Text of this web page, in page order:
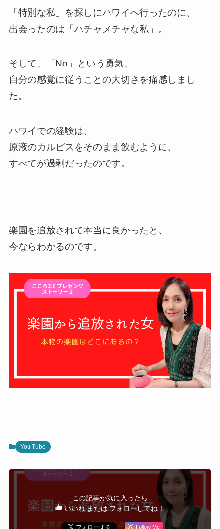
「特別な私」を探しにハワイへ行ったのに、
出会ったのは「ハチャメチャな私」。
そして、「No」という勇気、
自分の感覚に従うことの大切さを痛感しまし
た。
ハワイでの経験は、
原液のカルピスをそのまま飲むように、
すべてが過剰だったのです。
楽園を追放されて本当に良かったと、
今ならわかるのです。
You Tube
この記事が気に入ったら
いいね または フォローしてね！
Follow Me